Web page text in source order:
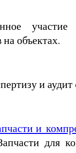
объектах.
и
и
для